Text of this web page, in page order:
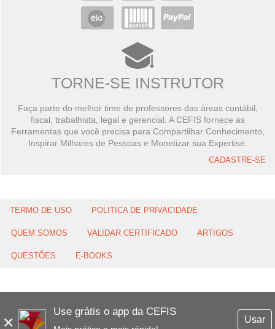
×
Use grátis o app da CEFIS
Usar
TORNE-SE INSTRUTOR
Faça parte do melhor time de professores das áreas contábil,
fiscal, trabalhista, legal e gerencial. A CEFIS fornece as
Ferramentas que você precisa para Compartilhar Conhecimento,
Inspirar Milhares de Pessoas e Monetizar sua Expertise.
CADASTRE-SE
TERMO DE USO POLITICA DE PRIVACIDADE
QUEM SOMOS VALIDAR CERTIFICADO ARTIGOS
QUESTÕES E-BOOKS